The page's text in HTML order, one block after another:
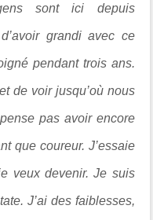
sont ici depuis
grandi avec ce
pendant trois ans.
de voir jusqu’où nous
pas avoir encore
que coureur. J’essaie
veux devenir. Je suis
J’ai des faiblesses,